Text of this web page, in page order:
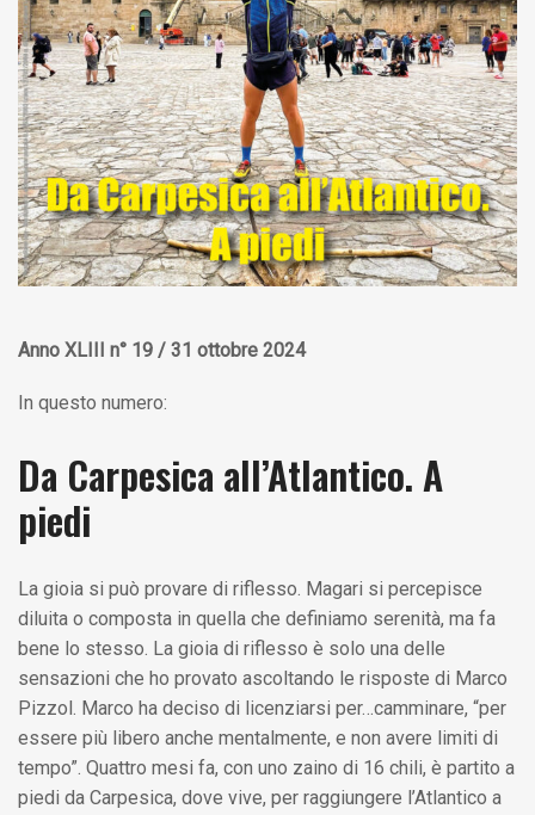
Anno XLIII n° 19 / 31 ottobre 2024
In questo numero:
Da Carpesica all’Atlantico. A
piedi
La gioia si può provare di riflesso. Magari si percepisce
diluita o composta in quella che definiamo serenità, ma fa
bene lo stesso. La gioia di riflesso è solo una delle
sensazioni che ho provato ascoltando le risposte di Marco
Pizzol. Marco ha deciso di licenziarsi per…camminare, “per
essere più libero anche mentalmente, e non avere limiti di
tempo”. Quattro mesi fa, con uno zaino di 16 chili, è partito a
piedi da Carpesica, dove vive, per raggiungere l’Atlantico a